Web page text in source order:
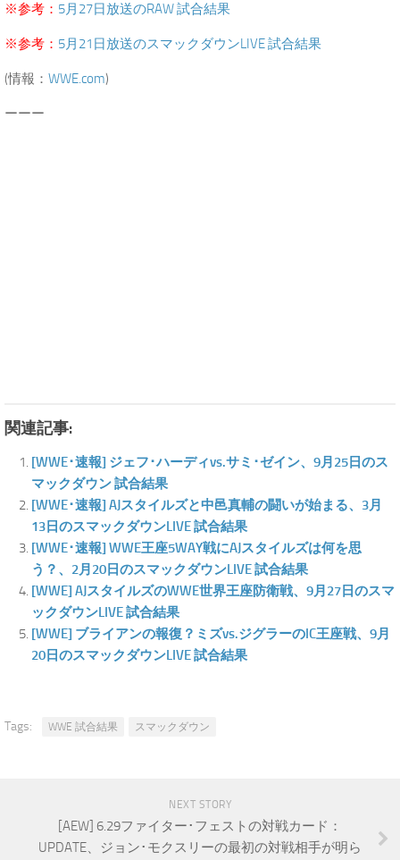
※参考： 5月27日放送のRAW 試合結果
※参考： 5月21日放送のスマックダウンLIVE 試合結果
(情報： WWE.com)
ーーー
関連記事:
[WWE･速報] ジェフ･ハーディvs.サミ･ゼイン、9月25日のス
マックダウン 試合結果
[WWE･速報] AJスタイルズと中邑真輔の闘いが始まる、3月
13日のスマックダウンLIVE 試合結果
[WWE･速報] WWE王座5WAY戦にAJスタイルズは何を思
う？、2月20日のスマックダウンLIVE 試合結果
[WWE] AJスタイルズのWWE世界王座防衛戦、9月27日のスマ
ックダウンLIVE 試合結果
[WWE] ブライアンの報復？ミズvs.ジグラーのIC王座戦、9月
20日のスマックダウンLIVE 試合結果
Tags: WWE 試合結果 スマックダウン
NEXT STORY
[AEW] 6.29ファイター･フェストの対戦カード：
UPDATE、ジョン･モクスリーの最初の対戦相手が明ら